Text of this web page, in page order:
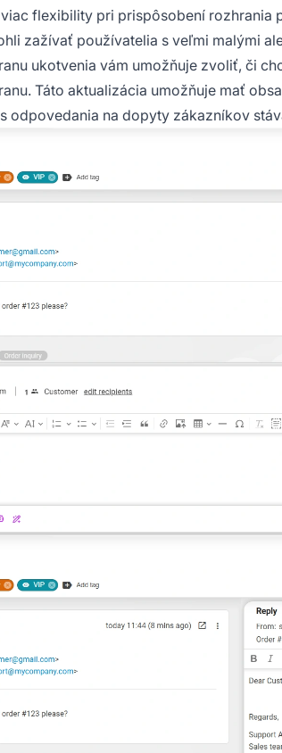
flexibility pri prispôsobení rozhrania
zažívať používatelia s veľmi malými
ukotvenia vám umožňuje zvoliť, či
Táto aktualizácia umožňuje mať
odpovedania na dopyty zákazníkov